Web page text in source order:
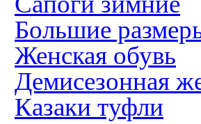
Большие
Женская обувь
Демисезонная
Казаки туфли